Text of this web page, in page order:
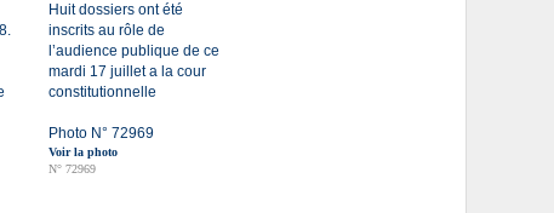
Huit dossiers ont été
inscrits au rôle de
l’audience publique de ce
mardi 17 juillet a la cour
constitutionnelle
Photo N° 72969
Voir la photo
N° 72969